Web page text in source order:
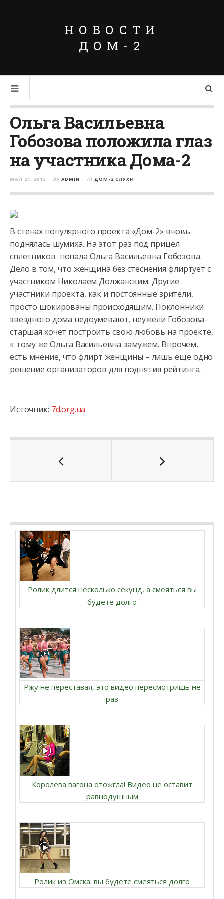
НОВОСТИ
ДОМ-2
Ольга Васильевна
Гобозова положила глаз
на участника Дома-2
МАЙ 21, 2015 by ADMIN in ДОМ-2 СЛУХИ
В стенах популярного проекта «Дом-2» вновь
поднялась шумиха. На этот раз под прицел
сплетников попала Ольга Васильевна Гобозова.
Дело в том, что женщина без стеснения флиртует с
участником Николаем Должанским. Другие
участники проекта, как и постоянные зрители,
просто шокированы происходящим. Поклонники
звездного дома недоумевают, неужели Гобозова-
старшая хочет построить свою любовь на проекте,
к тому же Ольга Васильевна замужем. Впрочем,
есть мнение, что флирт женщины – лишь еще одно
решение организаторов для поднятия рейтинга.
Источник: 7d.org.ua
Ролик длится несколько секунд, а смеяться вы
будете долго
Ржу не переставая, это видео пересмотришь не
раз
Королева вагона отожгла! Видео не оставит
равнодушным
Ролик из Омска: вы будете смеяться долго